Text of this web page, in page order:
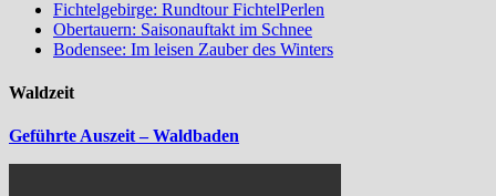
Fichtelgebirge: Rundtour FichtelPerlen
Obertauern: Saisonauftakt im Schnee
Bodensee: Im leisen Zauber des Winters
Waldzeit
Geführte Auszeit – Waldbaden